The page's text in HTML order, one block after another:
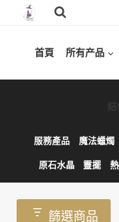
content首頁 所有产品
服務產品 魔法蠟燭
原石水晶 靈擺
篩選商品